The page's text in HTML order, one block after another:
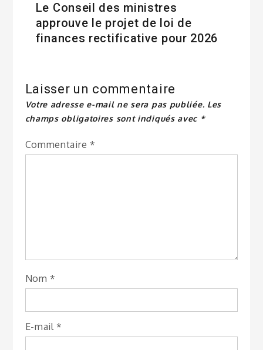
Le Conseil des ministres
approuve le projet de loi de
finances rectificative pour 2026
Laisser un commentaire
Votre adresse e-mail ne sera pas publiée. Les
champs obligatoires sont indiqués avec *
Commentaire *
Nom *
E-mail *